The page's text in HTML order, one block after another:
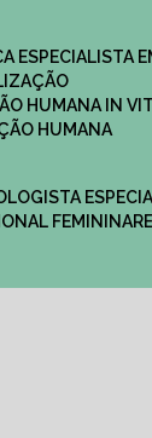
ESPECIALISTA
HUMANA IN
HUMANA
FEMININA